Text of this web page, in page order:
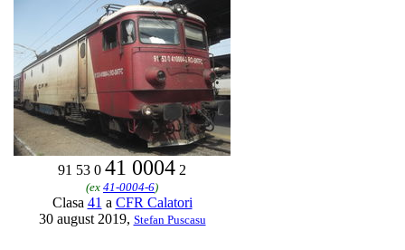
91 53 0 41 0004 2
(ex 41-0004-6)
Clasa 41 a CFR Calatori
30 august 2019, Stefan Puscasu